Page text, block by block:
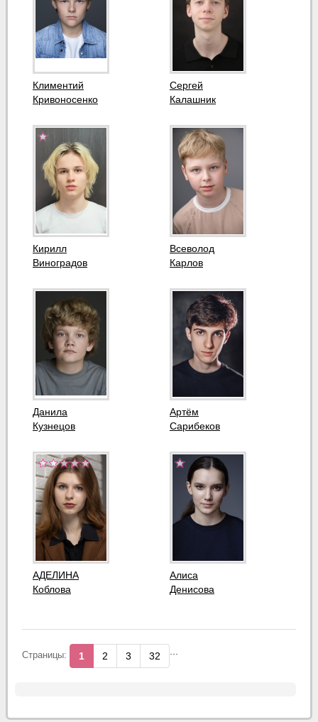
Климентий
Кривоносенко
Сергей
Калашник
Кирилл
Виноградов
Всеволод
Карлов
Данила
Кузнецов
Артём
Сарибеков
АДЕЛИНА
Коблова
Алиса
Денисова
Страницы: 1 2 3 32